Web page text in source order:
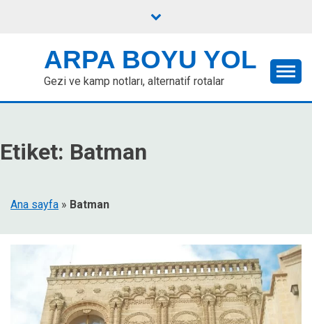
ARPA BOYU YOL
Gezi ve kamp notları, alternatif rotalar
Etiket: Batman
Ana sayfa » Batman